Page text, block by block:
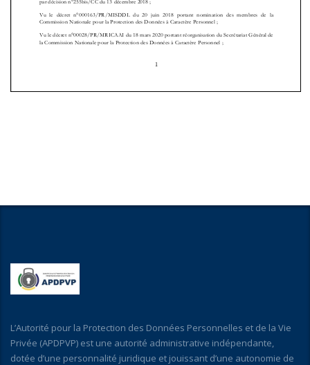
L’Autorité pour la Protection des Données Personnelles et de la Vie
Privée (APDPVP) est une autorité administrative indépendante,
dotée d’une personnalité juridique et jouissant d’une autonomie de